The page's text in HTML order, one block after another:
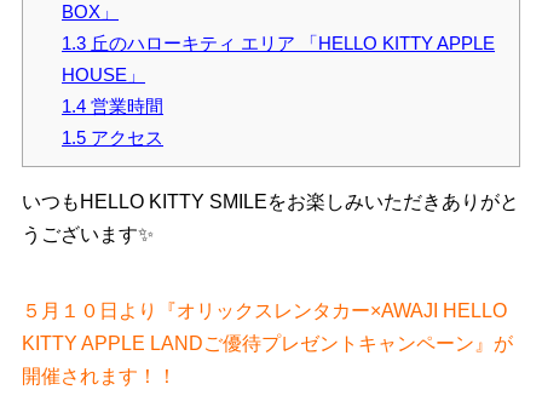
BOX」
1.3 丘のハローキティ エリア 「HELLO KITTY APPLE
HOUSE」
1.4 営業時間
1.5 アクセス
いつもHELLO KITTY SMILEをお楽しみいただきありがと
うございます✨
５月１０日より『オリックスレンタカー×AWAJI HELLO
KITTY APPLE LANDご優待プレゼントキャンペーン』が
開催されます！！